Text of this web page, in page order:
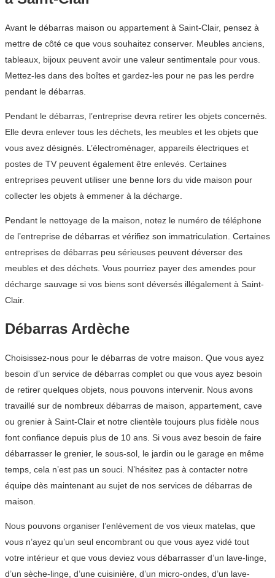
Avant le débarras maison ou appartement à Saint-Clair, pensez à
mettre de côté ce que vous souhaitez conserver. Meubles anciens,
tableaux, bijoux peuvent avoir une valeur sentimentale pour vous.
Mettez-les dans des boîtes et gardez-les pour ne pas les perdre
pendant le débarras.
Pendant le débarras, l’entreprise devra retirer les objets concernés.
Elle devra enlever tous les déchets, les meubles et les objets que
vous avez désignés. L’électroménager, appareils électriques et
postes de TV peuvent également être enlevés. Certaines
entreprises peuvent utiliser une benne lors du vide maison pour
collecter les objets à emmener à la décharge.
Pendant le nettoyage de la maison, notez le numéro de téléphone
de l’entreprise de débarras et vérifiez son immatriculation. Certaines
entreprises de débarras peu sérieuses peuvent déverser des
meubles et des déchets. Vous pourriez payer des amendes pour
décharge sauvage si vos biens sont déversés illégalement à Saint-
Clair.
Débarras Ardèche
Choisissez-nous pour le débarras de votre maison. Que vous ayez
besoin d’un service de débarras complet ou que vous ayez besoin
de retirer quelques objets, nous pouvons intervenir. Nous avons
travaillé sur de nombreux débarras de maison, appartement, cave
ou grenier à Saint-Clair et notre clientèle toujours plus fidèle nous
font confiance depuis plus de 10 ans. Si vous avez besoin de faire
débarrasser le grenier, le sous-sol, le jardin ou le garage en même
temps, cela n’est pas un souci. N’hésitez pas à contacter notre
équipe dès maintenant au sujet de nos services de débarras de
maison.
Nous pouvons organiser l’enlèvement de vos vieux matelas, que
vous n’ayez qu’un seul encombrant ou que vous ayez vidé tout
votre intérieur et que vous deviez vous débarrasser d’un lave-linge,
d’un sèche-linge, d’une cuisinière, d’un micro-ondes, d’un lave-